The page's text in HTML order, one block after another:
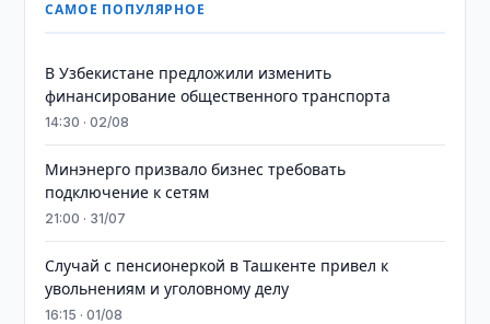
САМОЕ ПОПУЛЯРНОЕ
В Узбекистане предложили изменить
финансирование общественного транспорта
14:30 · 02/08
Минэнерго призвало бизнес требовать
подключение к сетям
21:00 · 31/07
Случай с пенсионеркой в Ташкенте привел к
увольнениям и уголовному делу
16:15 · 01/08